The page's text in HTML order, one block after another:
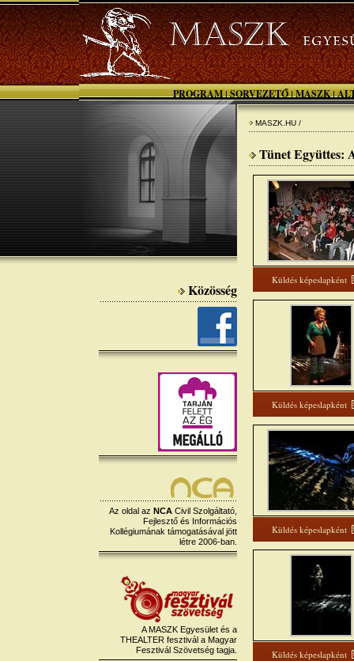
PROGRAM | SORVEZETŐ | MASZK |
Közösség
Az oldal az NCA Civil Szolgáltató,
Fejlesztő és Információs
Kollégiumának támogatásával jött
létre 2006-ban.
A MASZK Egyesület és a
THEALTER fesztivál a Magyar
Fesztivál Szövetség tagja.
MASZK.HU /
Tünet Együttes:
Küldés képeslapként
Küldés képeslapként
Küldés képeslapként
Küldés képeslapként